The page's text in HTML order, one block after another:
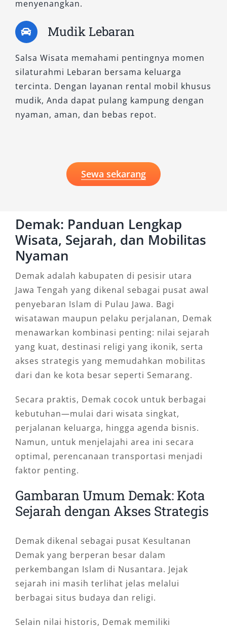
Baik untuk kebutuhan wisata, bisnis, maupun
keperluan mendadak, sewa mobil Demak
mobilitas Anda kapan saja.
menyenangkan.
Mudik Lebaran
Salsa Wisata memahami pentingnya momen
silaturahmi Lebaran bersama keluarga
tercinta. Dengan layanan rental mobil khusus
mudik, Anda dapat pulang kampung dengan
nyaman, aman, dan bebas repot.
Sewa sekarang
Demak: Panduan Lengkap
Wisata, Sejarah, dan Mobilitas
Nyaman
Demak adalah kabupaten di pesisir utara
Jawa Tengah yang dikenal sebagai pusat awal
penyebaran Islam di Pulau Jawa. Bagi
wisatawan maupun pelaku perjalanan, Demak
menawarkan kombinasi penting: nilai sejarah
yang kuat, destinasi religi yang ikonik, serta
akses strategis yang memudahkan mobilitas
dari dan ke kota besar seperti Semarang.
Secara praktis, Demak cocok untuk berbagai
kebutuhan—mulai dari wisata singkat,
perjalanan keluarga, hingga agenda bisnis.
Namun, untuk menjelajahi area ini secara
optimal, perencanaan transportasi menjadi
faktor penting.
Gambaran Umum Demak: Kota
Sejarah dengan Akses Strategis
Demak dikenal sebagai pusat Kesultanan
Demak yang berperan besar dalam
perkembangan Islam di Nusantara. Jejak
sejarah ini masih terlihat jelas melalui
berbagai situs budaya dan religi.
Selain nilai historis, Demak memiliki